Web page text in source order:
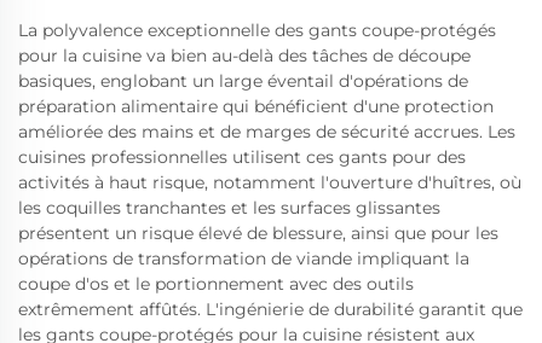
La polyvalence exceptionnelle des gants coupe-protégés
pour la cuisine va bien au-delà des tâches de découpe
basiques, englobant un large éventail d'opérations de
préparation alimentaire qui bénéficient d'une protection
améliorée des mains et de marges de sécurité accrues. Les
cuisines professionnelles utilisent ces gants pour des
activités à haut risque, notamment l'ouverture d'huîtres, où
les coquilles tranchantes et les surfaces glissantes
présentent un risque élevé de blessure, ainsi que pour les
opérations de transformation de viande impliquant la
coupe d'os et le portionnement avec des outils
extrêmement affûtés. L'ingénierie de durabilité garantit que
les gants coupe-protégés pour la cuisine résistent aux